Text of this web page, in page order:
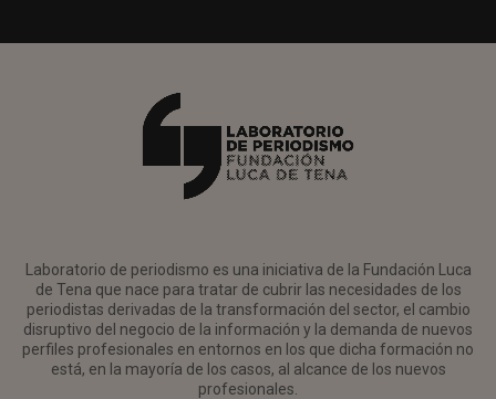
Laboratorio de periodismo es una iniciativa de la Fundación Luca
de Tena que nace para tratar de cubrir las necesidades de los
periodistas derivadas de la transformación del sector, el cambio
disruptivo del negocio de la información y la demanda de nuevos
perfiles profesionales en entornos en los que dicha formación no
está, en la mayoría de los casos, al alcance de los nuevos
profesionales.